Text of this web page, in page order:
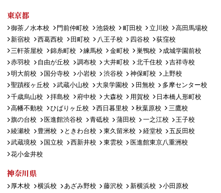
東京都
御茶ノ水本校 門前仲町校 池袋校 町田校 立川校
高田馬場校
新宿校
西葛西校 田町校 八王子校 四谷校
荻窪校
三軒茶屋校
錦糸町校 練馬校 金町校 巣鴨校
成城学園前校
赤羽校
自由が丘校 調布校 大井町校 北千住校
吉祥寺校
明大前校
国分寺校 小岩校 渋谷校 神保町校
上野校
聖蹟桜ヶ丘校
武蔵小山校 大泉学園校 田無校
多摩センター校
千歳烏山校
拝島校 府中校 大森校 用賀校
日本橋人形町校
高幡不動校
ひばりヶ丘校 西日暮里校 秋葉原校
三鷹校
旗の台校
医進館渋谷校 青砥校 蒲田校 一之江校
王子校
綾瀬校
豊洲校 ときわ台校 東久留米校 経堂校
五反田校
武蔵境校
国立校 西新井校 東雲校
医進館東京八重洲校
花小金井校
神奈川県
厚木校 横浜校 あざみ野校 藤沢校 新横浜校
小田原校